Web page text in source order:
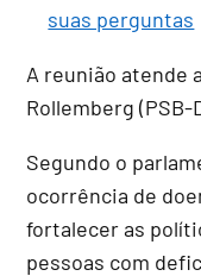
suas perguntas
A reunião atende
Rollemberg (PSB-
Segundo o
ocorrência de
fortalecer as
pessoas com